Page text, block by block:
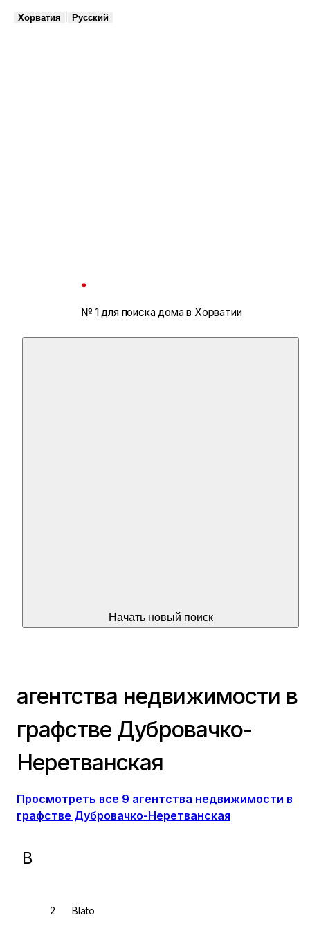
Хорватия Русский
№ 1 для поиска дома в Хорватии
Начать новый поиск
агентства недвижимости в
графстве Дубровачко-
Неретванская
Просмотреть все 9 агентства недвижимости в
графстве Дубровачко-Неретванская
B
Blato